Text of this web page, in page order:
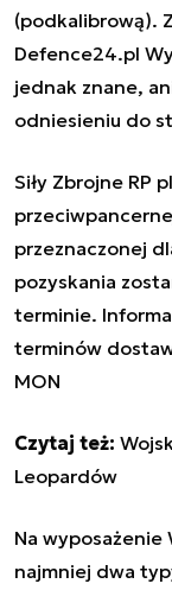
(podkalibrową).
Defence24.pl
jednak znane,
odniesieniu do
Siły Zbrojne RP
przeznaczonej
pozyskania
terminie.
terminów
MON
Czytaj też:
Leopardów
Na
najmniej dwa